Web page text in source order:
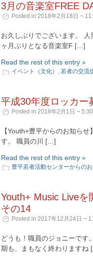
3月の音楽室FREE
Posted in 2018年2月18日 ¬
お久しぶりでございます。
ヶ月ぶりとなる音楽室F […]
Read the rest of this entry »
イベント（文化） , 若者の交流
平成30年度ロッカー
Posted in 2018年2月1日 ¬
【Youth+豊平からのお知ら
す。 職員の川 […]
Read the rest of this entry »
豊平若者活動センターからの
Youth+ Music Live
その14
Posted in 2017年12月24日 ¬
どうも！職員のジョニーです
期も、まもなく終わりますね